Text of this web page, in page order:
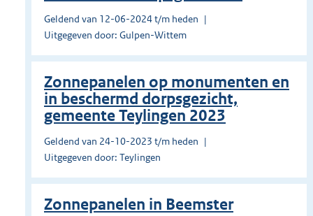
Geldend van 12-06-2024 t/m heden
Uitgegeven door: Gulpen-Wittem
Zonnepanelen op monumenten en
in beschermd dorpsgezicht,
gemeente Teylingen 2023
Geldend van 24-10-2023 t/m heden
Uitgegeven door: Teylingen
Zonnepanelen in Beemster